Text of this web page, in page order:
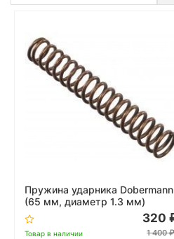
Пружина ударника Dobermann
(65 мм, диаметр 1.3 мм)
Товар в наличии
320
1 400